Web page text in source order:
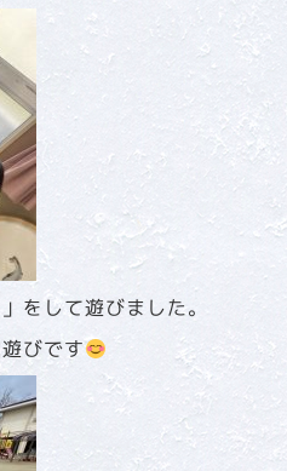
をして遊びました。
びです